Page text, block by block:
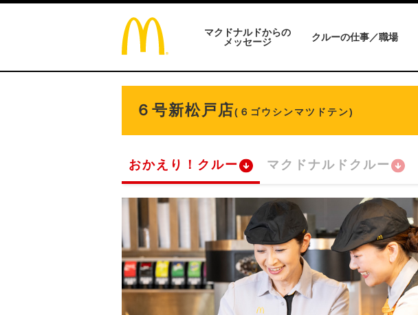
マクドナルドからの
メッセージ
クルーの仕事／職場
６号新松戸店(６ゴウシンマツドテン)
おかえり！クルー マクドナルドクルー